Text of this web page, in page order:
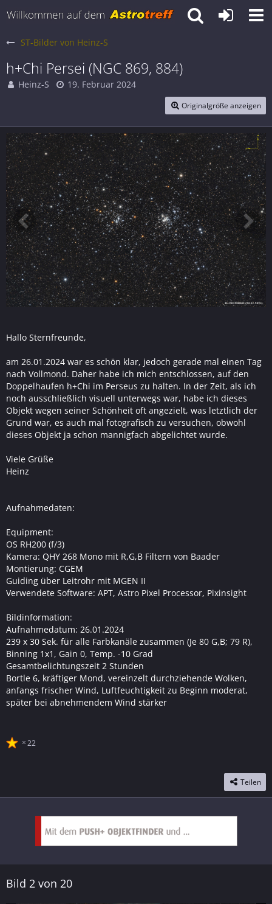
ST-Bilder von Heinz-S
h+Chi Persei (NGC 869, 884)
Heinz-S 19. Februar 2024
Originalgröße anzeigen
Hallo Sternfreunde,
am 26.01.2024 war es schön klar, jedoch gerade mal einen Tag
nach Vollmond. Daher habe ich mich entschlossen, auf den
Doppelhaufen h+Chi im Perseus zu halten. In der Zeit, als ich
noch ausschließlich visuell unterwegs war, habe ich dieses
Objekt wegen seiner Schönheit oft angezielt, was letztlich der
Grund war, es auch mal fotografisch zu versuchen, obwohl
dieses Objekt ja schon mannigfach abgelichtet wurde.
Viele Grüße
Heinz
Aufnahmedaten:
Equipment:
OS RH200 (f/3)
Kamera: QHY 268 Mono mit R,G,B Filtern von Baader
Montierung: CGEM
Guiding über Leitrohr mit MGEN II
Verwendete Software: APT, Astro Pixel Processor, Pixinsight
Bildinformation:
Aufnahmedatum: 26.01.2024
239 x 30 Sek. für alle Farbkanäle zusammen (Je 80 G,B; 79 R),
Binning 1x1, Gain 0, Temp. -10 Grad
Gesamtbelichtungszeit 2 Stunden
Bortle 6, kräftiger Mond, vereinzelt durchziehende Wolken,
anfangs frischer Wind, Luftfeuchtigkeit zu Beginn moderat,
später bei abnehmendem Wind stärker
22
Teilen
Bild 2 von 20